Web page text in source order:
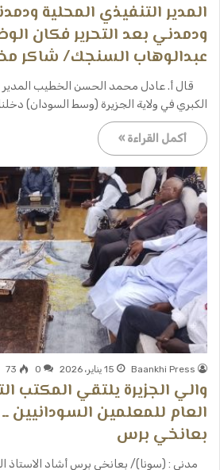
المدير التنفيذي المحلية
ودمدني بعد التحرير فكان
عبدالوهاب السنجك/ شاكر
قال أ. عادل محمد الحسن الخطيب المدير
الكبري في ولاية الجزيرة (وسط السودان)
أكمل القراءة »
Baankhi Press 15 يناير، 2026 0
73
والي الجزيرة يلتقي المكتب
العام للمعلمين السودانيين
بعانخي برس
مدني : (سونا)/ بعانخي برس أشاد الاستاذ